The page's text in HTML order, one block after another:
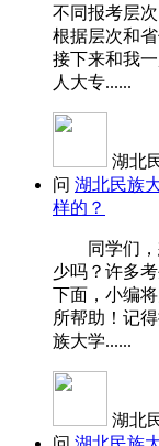
不同报考层
根据层次和
接下来和我
人大专......
湖北
问 湖北民族
样的？
同学们，
少吗？许多
下面，小编
所帮助！记
族大学......
湖北